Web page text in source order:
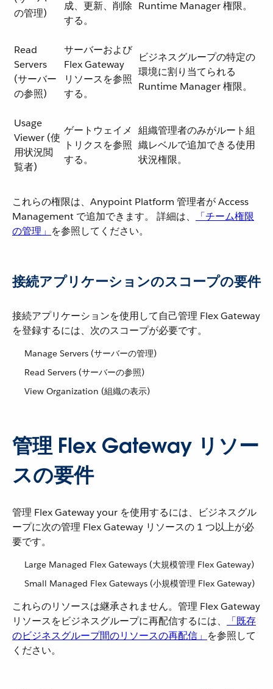
の管理)
成、更新、削除
する。
Runtime Manager 権限。
Read
Servers
(サーバー
の参照)
サーバーおよび
Flex Gateway
リソースを参照
する。
ビジネスグループの特定の
環境に割り当てられる
Runtime Manager 権限。
Usage
Viewer (使
用状況閲
覧者)
ゲートウェイメ
トリクスを参照
する。
組織管理者のみがルート組
織レベルで追加できる使用
状況権限。
これらの権限は、Anypoint Platform 管理者が Access
Management で追加できます。 詳細は、​
「チーム権限
の管理」 ​を参照してください。
接続アプリケーションのスコープの要件
接続アプリケーションを使用して自己管理 Flex Gateway
を登録するには、次のスコープが必要です。
Manage Servers (サーバーの管理)
Read Servers (サーバーの参照)
View Organization (組織の表示)
管理 Flex Gateway リソー
スの要件
管理 Flex Gateway your を使用するには、ビジネスグル
ープに次の管理 Flex Gateway リソースの 1 つ以上が必
要です。
Large Managed Flex Gateways (大規模管理 Flex Gateway)
Small Managed Flex Gateways (小規模管理 Flex Gateway)
これらのリソースは継承されません。管理 Flex Gateway
リソースをビジネスグループに再配信するには、​
「既存
のビジネスグループ間のリソースの再配信」 ​を参照して
ください。